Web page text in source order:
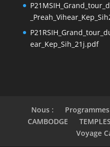
ear_Kep_Sih_21j.pdf
Nous : Programmes
CAMBODGE
TEMPLES
Voyage